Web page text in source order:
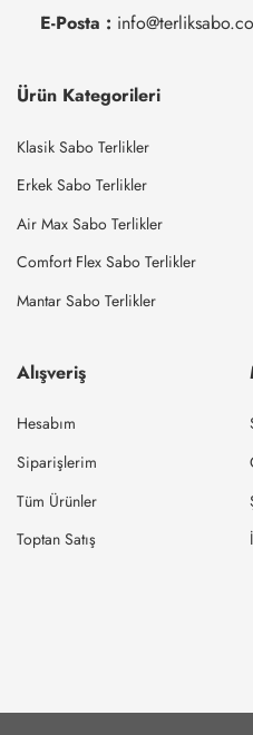
E-Posta :
Ürün Kategorileri
Klasik Sabo Terlikler
Erkek Sabo Terlikler
Air Max Sabo Terlikler
Comfort Flex Sabo Terlikler
Mantar Sabo Terlikler
Alışveriş
Hesabım
Siparişlerim
Tüm Ürünler
Toptan Satış